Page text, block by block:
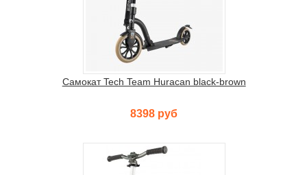
Самокат Tech Team Huracan black-brown
8398 руб